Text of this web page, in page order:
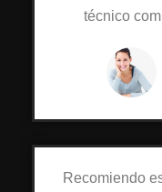
técnico
Recomiendo